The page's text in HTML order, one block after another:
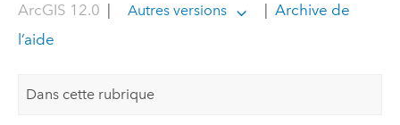
ArcGIS 12.0 Autres versions
Archive de
l’aide
Dans cette rubrique